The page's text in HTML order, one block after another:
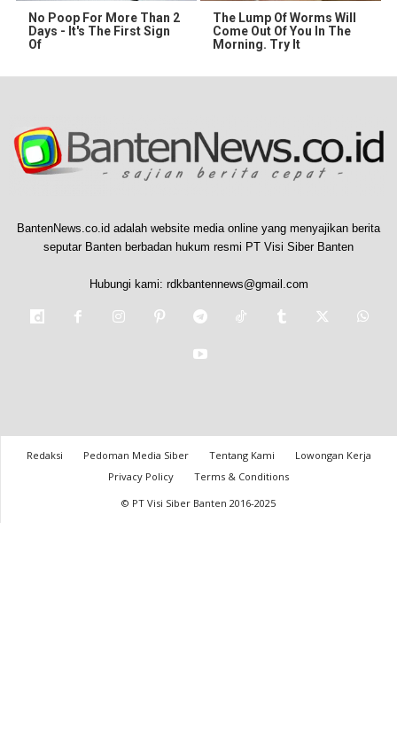
No Poop For More Than 2
Days - It's The First Sign
Of
The Lump Of Worms Will
Come Out Of You In The
Morning. Try It
BantenNews.co.id adalah website media online yang menyajikan berita
seputar Banten berbadan hukum resmi PT Visi Siber Banten
Hubungi kami: rdkbantennews@gmail.com
Redaksi Pedoman Media Siber Tentang Kami
Lowongan Kerja
Privacy Policy
Terms & Conditions
© PT Visi Siber Banten 2016-2025